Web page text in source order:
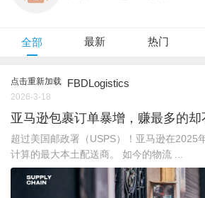
全部 最新 热门
点击重新加载 FBDLogistics
2026-3-18
亚马逊包裹订单暴增，赚最多的却
超过美国邮政署（USPS）！亚马逊在2025
计算的最大本土配送商。 如今的物流 ...